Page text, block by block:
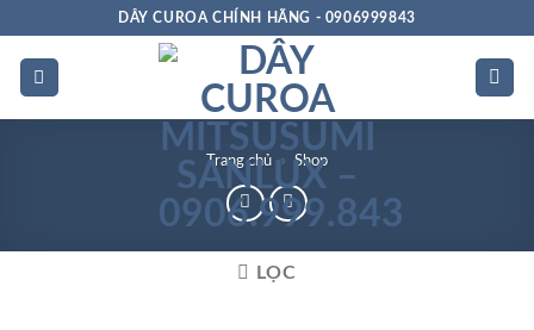
dung
DÂY CUROA CHÍNH HÃNG - 0906999843
Trang chủ » Shop
LỌC